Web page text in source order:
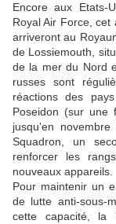
Encore aux Etats-
Royal Air Force,
arriveront au
de Lossiemouth,
de la mer du Nord
russes sont
réactions des
Poseidon (sur une
jusqu'en
Squadron, un
renforcer les
nouveaux appareils.
Pour maintenir un
de lutte anti-sous-
cette capacité, la